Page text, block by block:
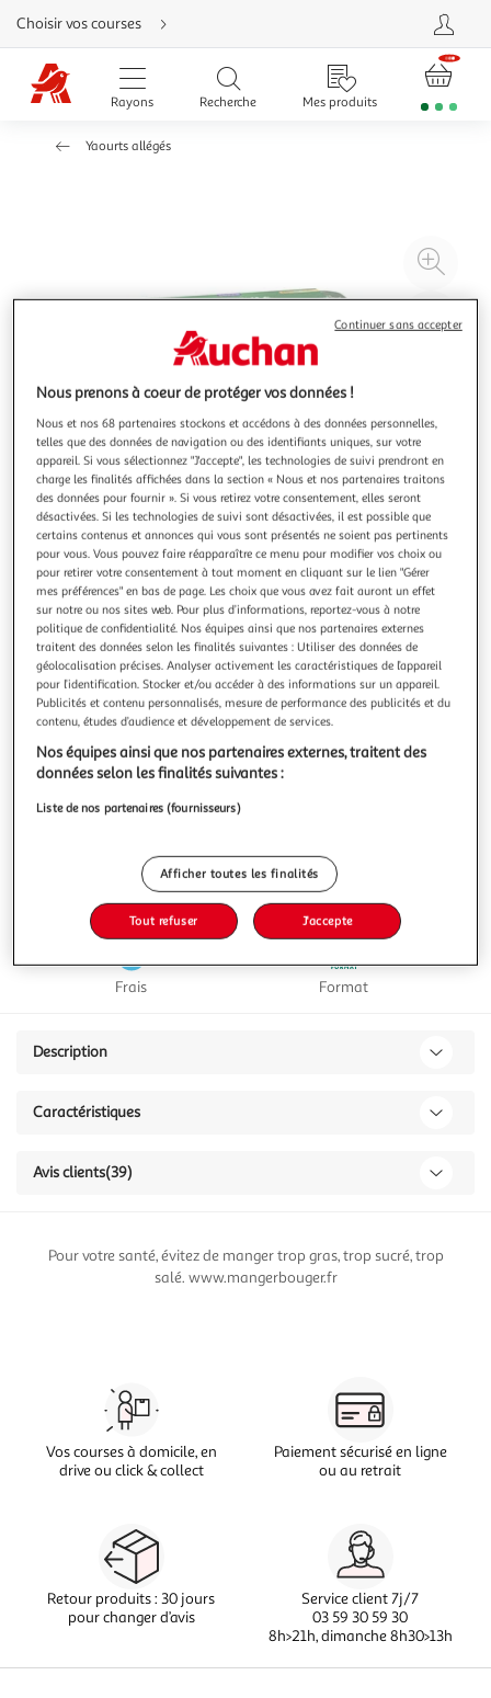
Aller
directement
au
contenu
Aller
directement
Aller
d'aide
Choisir vos courses
Rayons Recherche Mes produits
Yaourts allégés
à
4.5 (39)
ACTIVIA
Probiotiques - Yaourt au bifidus aux fruits panachés
avec morceaux
ACTIVIA yaourt aux fruits à la fraise,abricot,
rhubarbe,figue,cerise et mangue, c'est toute l'onctuosité
d'ACTIVIA associée à de bons morceaux de fruits Cet Activia
contient des ingrédients 100% d'origine naturelle, du bon
lait entier français*, du bifidus et des milliards de ferments
dont les probi
En savoir +
16x125g
Vous voulez connaître le prix de ce produit ?
Afficher le prix
Frais Format
Description
Caractéristiques
Avis clients(39)
Pour votre santé, évitez de manger trop gras, trop sucré, trop
salé. www.mangerbouger.fr
Vos courses à domicile, en
drive ou click & collect
Paiement sécurisé en ligne
ou au retrait
Retour produits : 30 jours
pour changer d’avis
Service client 7j/7
03 59 30 59 30
8h>21h, dimanche 8h30>13h
Nous prenons à coeur de protéger vos données !
Nous et nos 68 partenaires stockons et accédons à des données personnelles,
telles que des données de navigation ou des identifiants uniques, sur votre
appareil. Si vous sélectionnez "J'accepte", les technologies de suivi prendront en
charge les finalités affichées dans la section « Nous et nos partenaires traitons
des données pour fournir ». Si vous retirez votre consentement, elles seront
désactivées. Si les technologies de suivi sont désactivées, il est possible que
certains contenus et annonces qui vous sont présentés ne soient pas pertinents
pour vous. Vous pouvez faire réapparaître ce menu pour modifier vos choix ou
pour retirer votre consentement à tout moment en cliquant sur le lien "Gérer
mes préférences" en bas de page. Les choix que vous avez fait auront un effet
sur notre ou nos sites web. Pour plus d’informations, reportez-vous à notre
politique de confidentialité. Nos équipes ainsi que nos partenaires externes
traitent des données selon les finalités suivantes : Utiliser des données de
géolocalisation précises. Analyser activement les caractéristiques de l’appareil
pour l’identification. Stocker et/ou accéder à des informations sur un appareil.
Publicités et contenu personnalisés, mesure de performance des publicités et du
contenu, études d’audience et développement de services.
Nos équipes ainsi que nos partenaires externes, traitent des
données selon les finalités suivantes :
Liste de nos partenaires (fournisseurs)
Afficher toutes les finalités
Tout refuser J'accepte
Continuer sans accepter